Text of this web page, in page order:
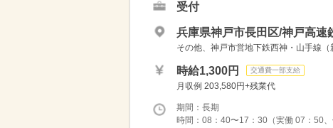
受付
兵庫県神戸市長田区/神戸高速
その他、神戸市営地下鉄西神・山手線
時給1,300円 交通費一部支給
月収例 203,580円+残業代
期間：長期
時間：08：40〜17：30（実働 07：50